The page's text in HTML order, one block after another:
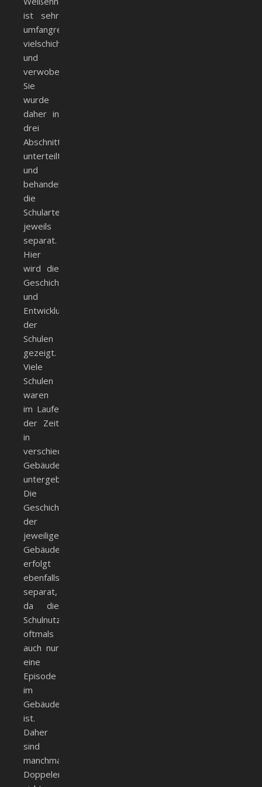
ist sehr
umfangreich,
vielschichtig
und
verwoben.
Sie
wurde
daher in
drei
Abschnitte
unterteilt
und
behandelt
die
Schularten
jeweils
separat.
Hier
wird die
Geschichte
und
Entwicklung
der
Schulen
gezeigt.
Viele
Schulen
waren
im Laufe
der Zeit
in
verschiedenen
Gebäuden
untergebracht.
Die
Geschichte
der
jeweiligen
Gebäude
erfolgt
ebenfalls
separat,
da die
Schulnutzung
oftmals
auch nur
eine
Episode
im
Gebäudeleben
ist.
Daher
sind
manchmal
Doppelerwähnungen